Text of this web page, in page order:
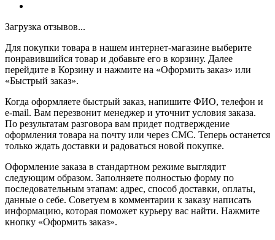
Загрузка отзывов...
Для покупки товара в нашем интернет-магазине выберите
понравившийся товар и добавьте его в корзину. Далее
перейдите в Корзину и нажмите на «Оформить заказ» или
«Быстрый заказ».
Когда оформляете быстрый заказ, напишите ФИО, телефон и
e-mail. Вам перезвонит менеджер и уточнит условия заказа.
По результатам разговора вам придет подтверждение
оформления товара на почту или через СМС. Теперь останется
только ждать доставки и радоваться новой покупке.
Оформление заказа в стандартном режиме выглядит
следующим образом. Заполняете полностью форму по
последовательным этапам: адрес, способ доставки, оплаты,
данные о себе. Советуем в комментарии к заказу написать
информацию, которая поможет курьеру вас найти. Нажмите
кнопку «Оформить заказ».